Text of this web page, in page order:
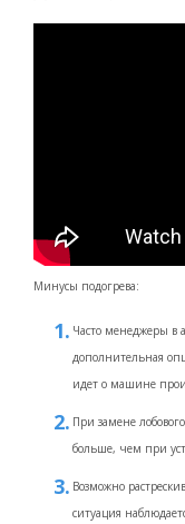
Минусы подогрева:
Часто менеджеры в
дополнительная
идет о машине
При замене
больше, чем при
Возможно
ситуация